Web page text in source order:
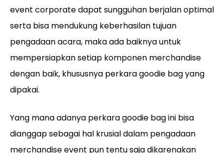
event corporate dapat sungguhan berjalan optimal
serta bisa mendukung keberhasilan tujuan
pengadaan acara, maka ada baiknya untuk
mempersiapkan setiap komponen merchandise
dengan baik, khususnya perkara goodie bag yang
dipakai.
Yang mana adanya perkara goodie bag ini bisa
dianggap sebagai hal krusial dalam pengadaan
merchandise event pun tentu saja dikarenakan